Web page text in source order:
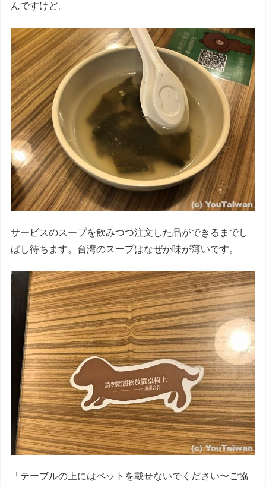
んですけど。
サービスのスープを飲みつつ注文した品ができるまでし
ばし待ちます。台湾のスープはなぜか味が薄いです。
「テーブルの上にはペットを載せないでください〜ご協